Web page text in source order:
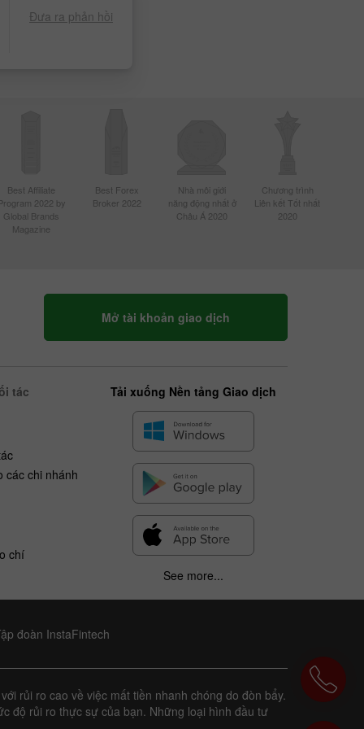
Đưa ra phản hồi
Best Affiliate
2022 by
Global Brands
Magazine
Best Forex
Broker 2022
Nhà môi giới
năng động nhất ở
Châu Á 2020
Chương trình
Liên kết Tốt nhất
2020
Mở tài khoản giao dịch
tác
các chi nhánh
chí
Tải xuống Nền tảng Giao dịch
See more...
đoàn InstaFintech
rủi ro cao về việc mất tiền nhanh chóng do đòn bẩy.
độ rủi ro thực sự của bạn. Những loại hình đầu tư